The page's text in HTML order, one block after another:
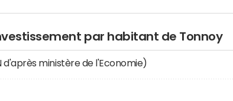
par habitant de Tonnoy
d'après ministère de l'Economie)